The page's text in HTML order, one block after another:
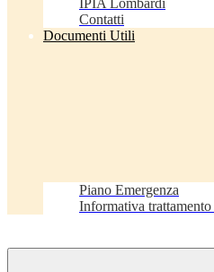
IPIA Lombardi
Contatti
Documenti Utili
Piano Emergenza
Informativa